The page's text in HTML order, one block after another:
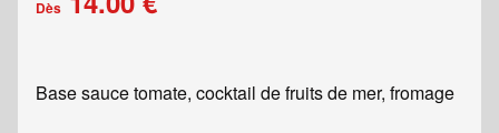
Dès
Base sauce tomate, cocktail de fruits de mer, fromage